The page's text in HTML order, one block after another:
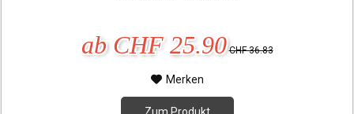
ab CHF 25.90 CHF 36.83
Merken